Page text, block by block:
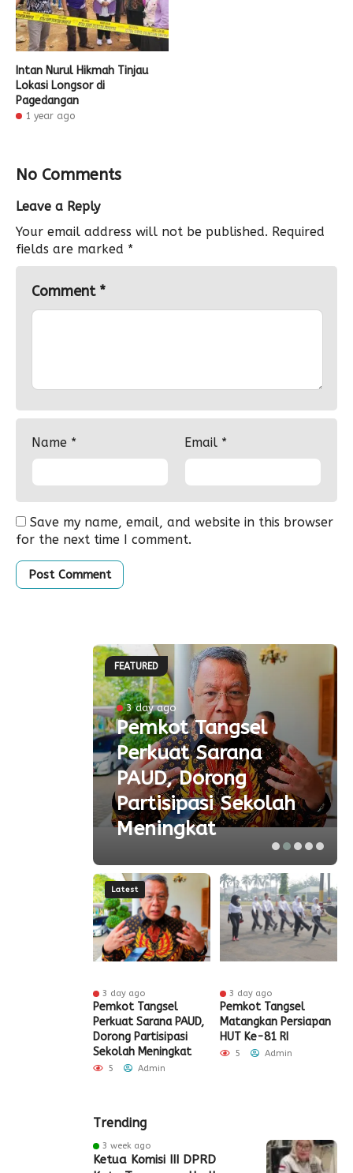
Intan Nurul Hikmah Tinjau
Lokasi Longsor di
Pagedangan
1 year ago
No Comments
Leave a Reply
Your email address will not be published. Required
fields are marked *
Comment *
Name * Email *
Save my name, email, and website in this browser
for the next time I comment.
FEATURED
3 day ago
Pemkot Tangsel
Perkuat Sarana
PAUD, Dorong
Partisipasi Sekolah
Meningkat
Latest
3 day ago
Pemkot Tangsel
Perkuat Sarana PAUD,
Dorong Partisipasi
Sekolah Meningkat
5 Admin
3 day ago
Pemkot Tangsel
Matangkan Persiapan
HUT Ke-81 RI
5 Admin
Trending
3 week ago
Ketua Komisi III DPRD